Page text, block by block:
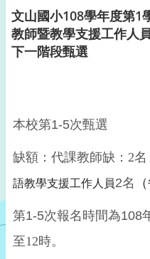
文山國小108學年度第1
教師暨教學支援工作人
下一階段甄選
本校第1-5次甄選
缺額：代課教師缺： 2名
語教學支援工作人員2名
第1-5次報名時間為108
至12時。